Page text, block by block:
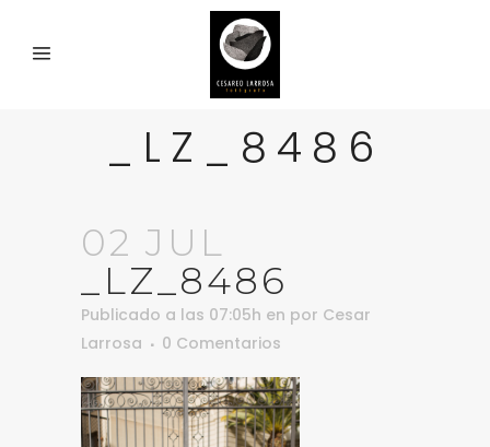
_LZ_8486
02 JUL
_LZ_8486
Publicado a las 07:05h en por Cesar
Larrosa
0 Comentarios